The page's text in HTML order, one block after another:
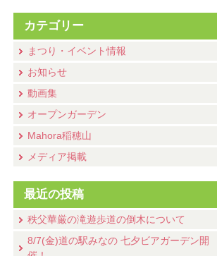
カテゴリー
まつり・イベント情報
お知らせ
動画集
オープンガーデン
Mahora稲穂山
メディア掲載
最近の投稿
秩父華厳の滝遊歩道の倒木について
8/7(金)道の駅みなの 七夕ビアガーデン開